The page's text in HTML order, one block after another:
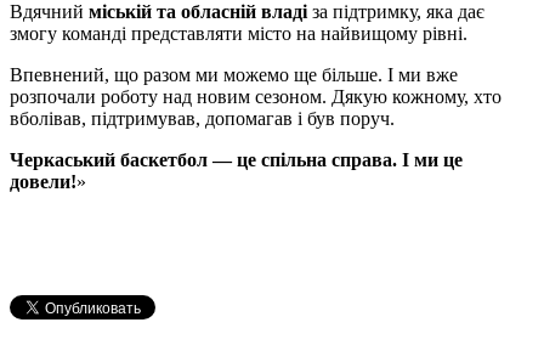
Вдячний міській та обласній владі за підтримку, яка дає
змогу команді представляти місто на найвищому рівні.
Впевнений, що разом ми можемо ще більше. І ми вже
розпочали роботу над новим сезоном. Дякую кожному, хто
вболівав, підтримував, допомагав і був поруч.
Черкаський баскетбол — це спільна справа. І ми це
довели!»